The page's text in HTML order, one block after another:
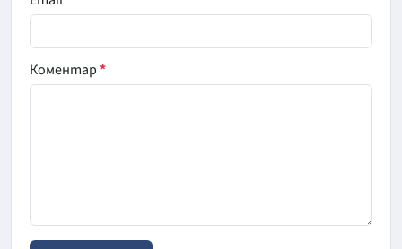
Коментар*